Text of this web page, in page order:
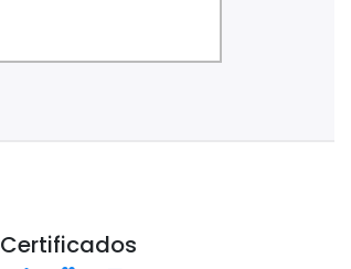
Certificados